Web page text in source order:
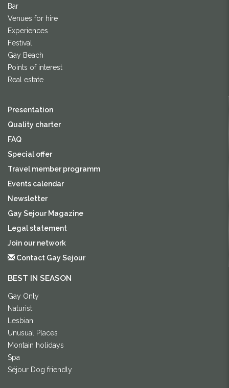
Bar
Venues for hire
Experiences
Festival
Gay Beach
Points of interest
Real estate
Presentation
Quality charter
FAQ
Special offer
Travel member programm
Events calendar
Newsletter
Gay Sejour Magazine
Legal statement
Join our network
Contact Gay Sejour
BEST IN SEASON
Gay Only
Naturist
Lesbian
Unusual Places
Montain holidays
Spa
Séjour Dog friendly